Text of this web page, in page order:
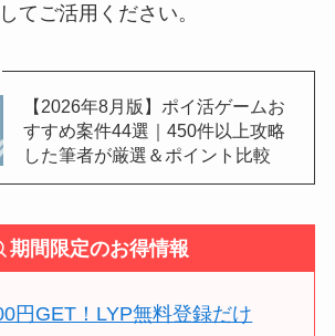
てご活用ください。
【2026年8月版】ポイ活ゲームお
すすめ案件44選｜450件以上攻略
した筆者が厳選＆ポイント比較
期間限定のお得情報
円GET！LYP無料登録だけ